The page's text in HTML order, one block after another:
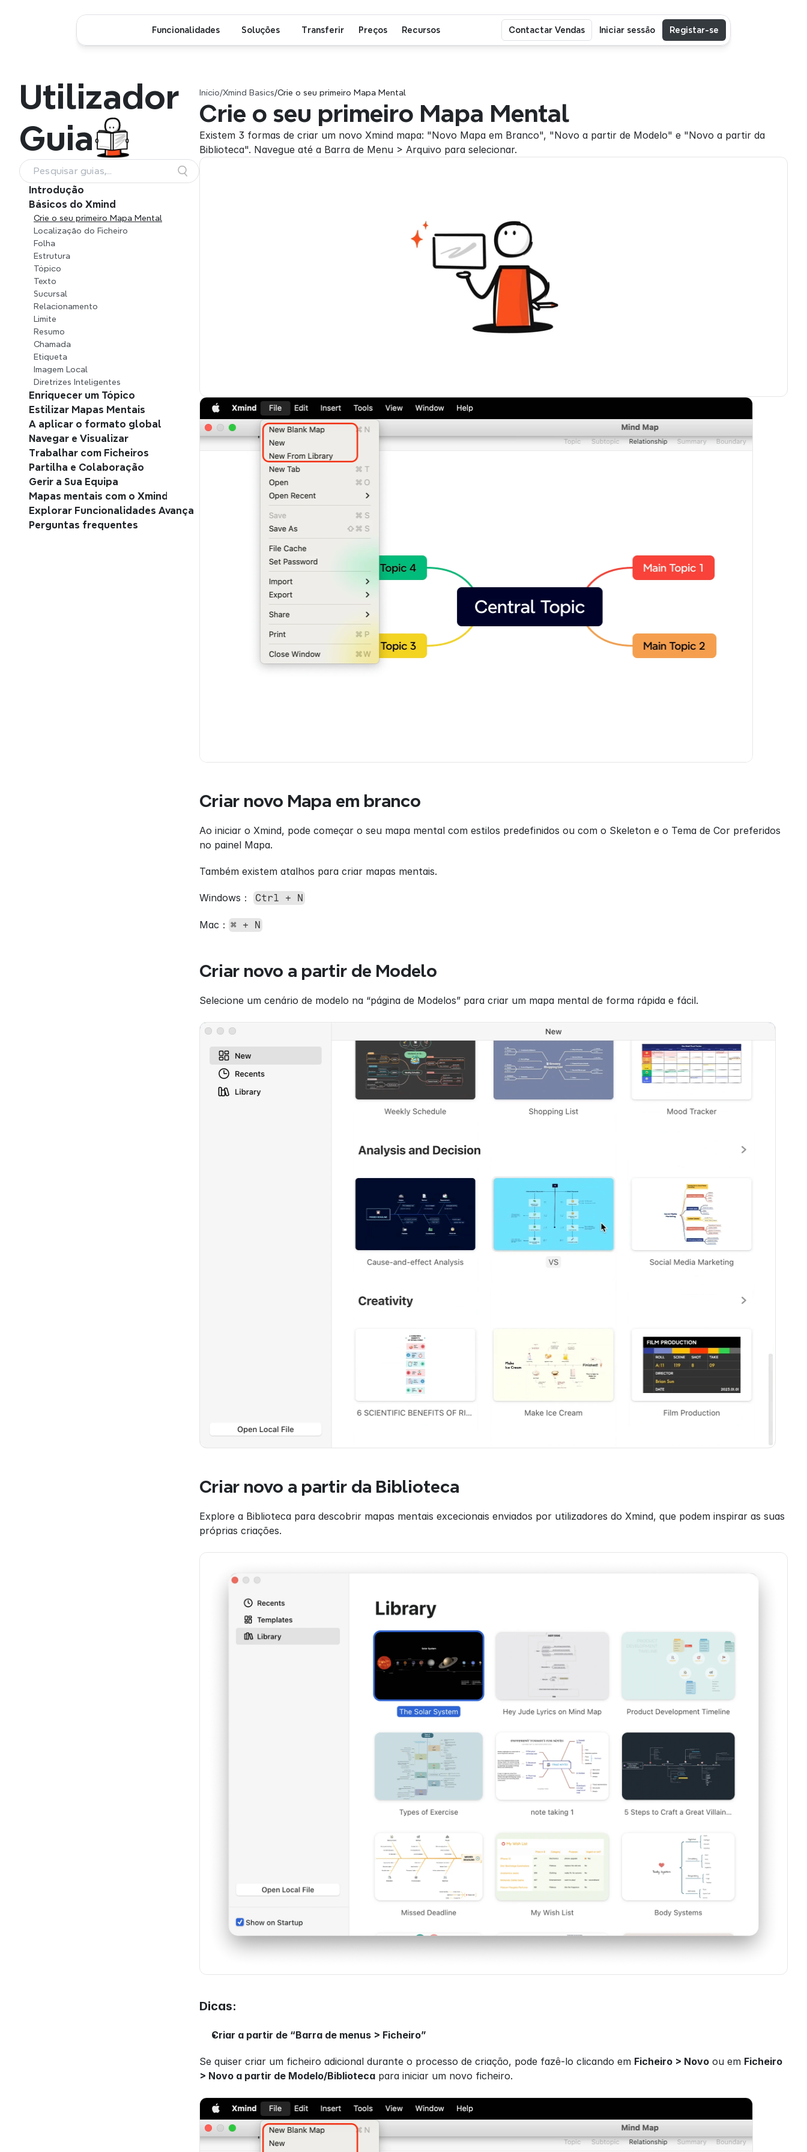
Utilizador
Guia
Pesquisar guias,
funcionalidades e fluxos de
trabalho
Introdução
Básicos do Xmind
Crie o seu primeiro Mapa Mental
Localização do Ficheiro
Folha
Estrutura
Tópico
Texto
Sucursal
Relacionamento
Limite
Resumo
Chamada
Etiqueta
Imagem Local
Diretrizes Inteligentes
Enriquecer um Tópico
Estilizar Mapas Mentais
A aplicar o formato global
Navegar e Visualizar
Trabalhar com Ficheiros
Partilha e Colaboração
Gerir a Sua Equipa
Mapas mentais com o Xmind AI
Explorar Funcionalidades Avançadas
Perguntas frequentes
Início/Xmind Basics/Crie o seu primeiro Mapa Mental
Crie o seu primeiro Mapa Mental
Existem 3 formas de criar um novo Xmind mapa: "Novo Mapa em Branco", "Novo a partir de Modelo" e "Novo a partir da
Biblioteca". Navegue até a Barra de Menu > Arquivo para selecionar.
Criar novo Mapa em branco
Ao iniciar o Xmind, pode começar o seu mapa mental com estilos predefinidos ou com o Skeleton e o Tema de Cor preferidos
no painel Mapa.
Também existem atalhos para criar mapas mentais.
Windows： Ctrl + N
Mac： ⌘ + N
Criar novo a partir de Modelo
Selecione um cenário de modelo na “página de Modelos” para criar um mapa mental de forma rápida e fácil.
Criar novo a partir da Biblioteca
Explore a Biblioteca para descobrir mapas mentais excecionais enviados por utilizadores do Xmind, que podem inspirar as suas
próprias criações.
Dicas:
Criar a partir de “Barra de menus > Ficheiro”
Se quiser criar um ficheiro adicional durante o processo de criação, pode fazê-lo clicando em Ficheiro > Novo ou em Ficheiro
> Novo a partir de Modelo/Biblioteca para iniciar um novo ficheiro.
Funcionalidades Soluções Transferir Preços Recursos Contactar Vendas Iniciar sessão Registar-se